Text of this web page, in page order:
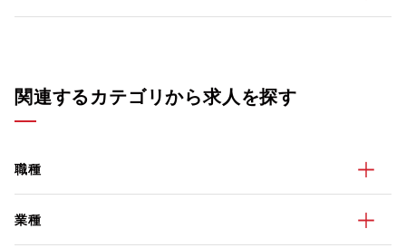
関連するカテゴリから求人を探す
職種
業種